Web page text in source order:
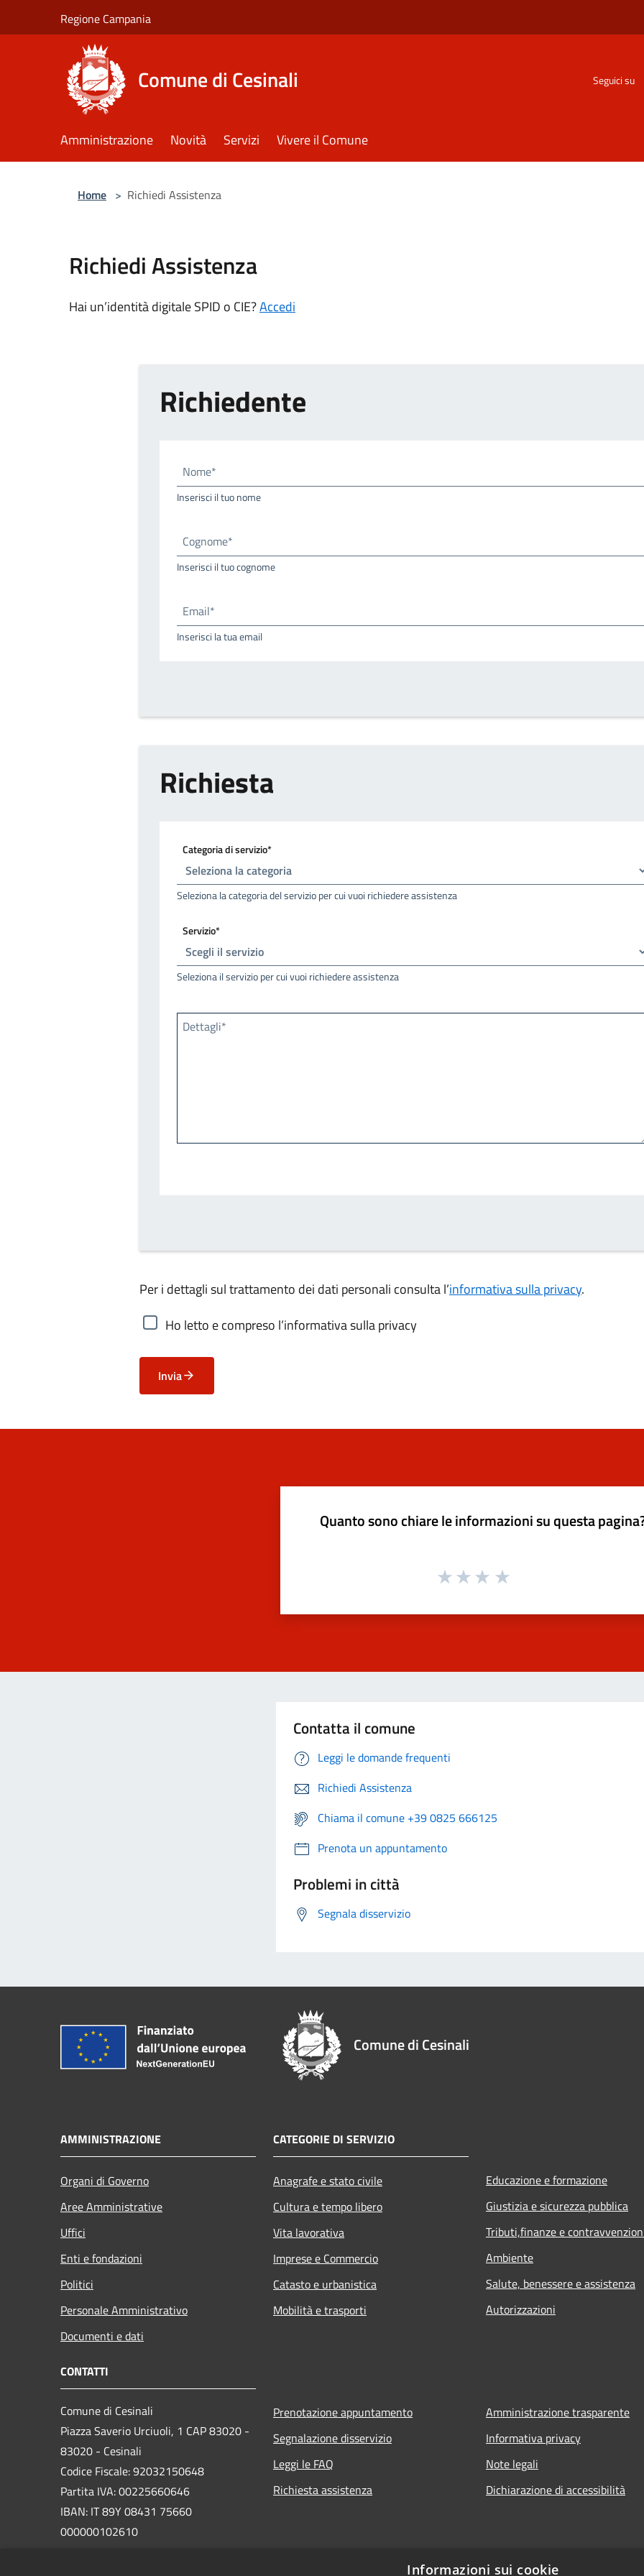
Regione Campania
Comune di Cesinali Seguici su
Amministrazione Novità Servizi Vivere il Comune
Home > Richiedi Assistenza
Richiedi Assistenza
Hai un’identità digitale SPID o CIE?Accedi
Richiedente
Nome*
Inserisci il tuo nome
Cognome*
Inserisci il tuo cognome
Email*
Inserisci la tua email
Richiesta
Categoria di servizio*
Seleziona la categoria del servizio per cui vuoi richiedere assistenza
Servizio*
Seleziona il servizio per cui vuoi richiedere assistenza
Dettagli*
Per i dettagli sul trattamento dei dati personali consulta l’informativa sulla privacy.
Ho letto e compreso l’informativa sulla privacy
Invia
Quanto sono chiare le informazioni su questa
Contatta il comune
Leggi le domande frequenti
Richiedi Assistenza
Chiama il comune +39 0825 666125
Prenota un appuntamento
Problemi in città
Segnala disservizio
Comune di Cesinali
AMMINISTRAZIONE
Organi di Governo
Aree Amministrative
Uffici
Enti e fondazioni
Politici
Personale Amministrativo
Documenti e dati
CATEGORIE DI SERVIZIO
Anagrafe e stato civile
Cultura e tempo libero
Vita lavorativa
Imprese e Commercio
Catasto e urbanistica
Mobilità e trasporti
Educazione e formazione
Giustizia e sicurezza pubblica
Tributi,finanze e
Ambiente
Salute, benessere e assistenza
Autorizzazioni
CONTATTI
Comune di Cesinali
Piazza Saverio Urciuoli, 1 CAP 83020 -
83020 - Cesinali
Codice Fiscale: 92032150648
Partita IVA: 00225660646
IBAN: IT 89Y 08431 75660
000000102610
Prenotazione appuntamento
Segnalazione disservizio
Leggi le FAQ
Richiesta assistenza
Amministrazione trasparente
Informativa privacy
Note legali
Dichiarazione di accessibilità
Informazioni sui cookie